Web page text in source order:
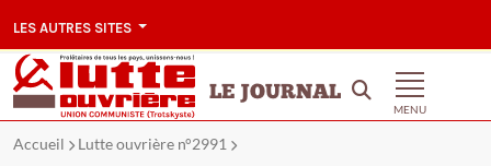
LES AUTRES SITES
LE JOURNAL
MENU
Accueil Lutte ouvrière n°2991